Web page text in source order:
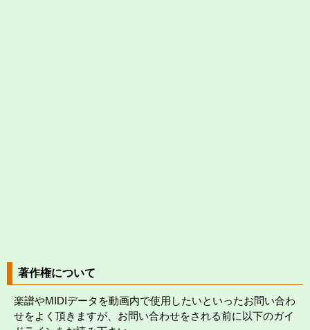
著作権について
楽譜やMIDIデータを動画内で使用したいといったお問い合わ
せをよく頂きますが、お問い合わせをされる前に以下のガイ